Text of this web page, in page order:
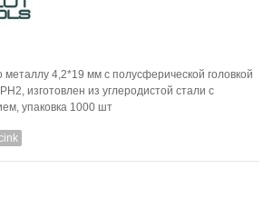
4,2*19 мм с полусферической головкой
изготовлен из углеродистой стали с
упаковка 1000 шт